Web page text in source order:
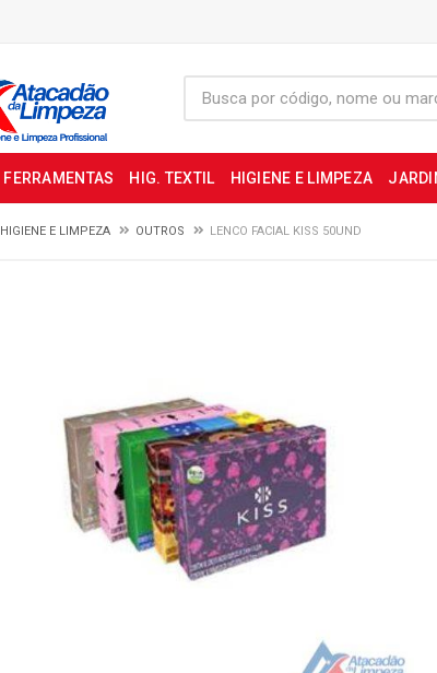
FERRAMENTAS HIG. TEXTIL HIGIENE E LIMPEZA
HIGIENE E LIMPEZA OUTROS LENCO FACIAL KISS 50UND